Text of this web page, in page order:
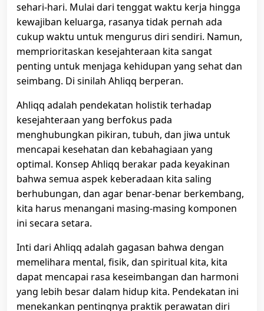
sehari-hari. Mulai dari tenggat waktu kerja hingga
kewajiban keluarga, rasanya tidak pernah ada
cukup waktu untuk mengurus diri sendiri. Namun,
memprioritaskan kesejahteraan kita sangat
penting untuk menjaga kehidupan yang sehat dan
seimbang. Di sinilah Ahliqq berperan.
Ahliqq adalah pendekatan holistik terhadap
kesejahteraan yang berfokus pada
menghubungkan pikiran, tubuh, dan jiwa untuk
mencapai kesehatan dan kebahagiaan yang
optimal. Konsep Ahliqq berakar pada keyakinan
bahwa semua aspek keberadaan kita saling
berhubungan, dan agar benar-benar berkembang,
kita harus menangani masing-masing komponen
ini secara setara.
Inti dari Ahliqq adalah gagasan bahwa dengan
memelihara mental, fisik, dan spiritual kita, kita
dapat mencapai rasa keseimbangan dan harmoni
yang lebih besar dalam hidup kita. Pendekatan ini
menekankan pentingnya praktik perawatan diri